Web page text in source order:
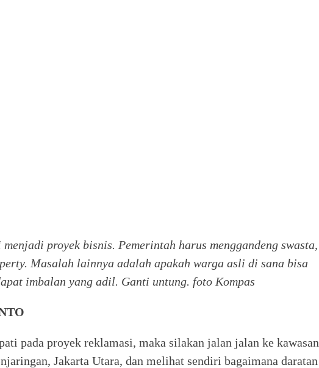
proyek bisnis. Pemerintah harus menggandeng swasta,
Masalah lainnya adalah apakah warga asli di sana bisa
imbalan yang adil. Ganti untung. foto Kompas
pada proyek reklamasi, maka silakan jalan jalan ke kawasan
Jakarta Utara, dan melihat sendiri bagaimana daratan